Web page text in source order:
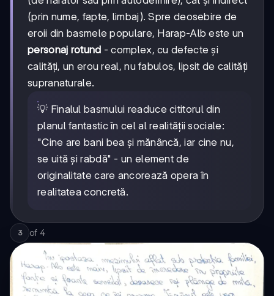
(prin nume, fapte, limbaj). Spre deosebire de
eroii din basmele populare, Harap-Alb este un
personaj rotund - complex, cu defecte și
calități, un erou real, nu fabulos, lipsit de calități
supranaturale.
💡 Finalul basmului readuce cititorul din
planul fantastic în cel al realității sociale:
"Cine are bani bea și mănâncă, iar cine nu,
se uită și rabdă" - un element de
originalitate care ancorează opera în
realitatea concretă.
3 of 4